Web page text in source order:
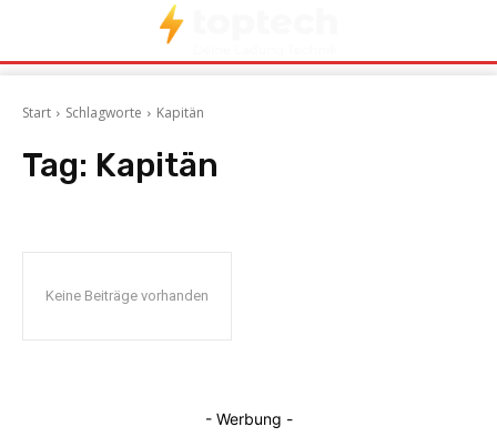
Start Schlagworte Kapitän
Tag: Kapitän
Keine Beiträge vorhanden
- Werbung -